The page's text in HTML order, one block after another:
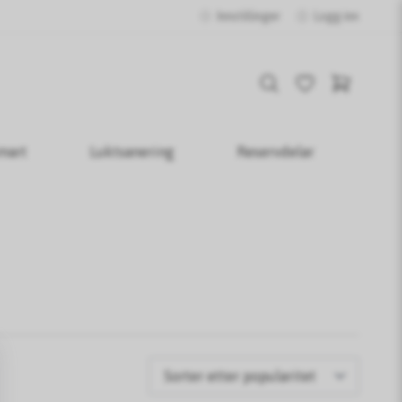
Innstillinger Logg inn
Luktsanering Reservdelar